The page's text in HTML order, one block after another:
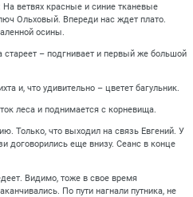
ветвях красные и синие тканевые
Ольховый. Впереди нас ждет плато.
осины.
стареет – подгнивает и первый же большой
и, что удивительно – цветет багульник.
леса и поднимается с корневища.
Только, что выходил на связь Евгений. У
договорились еще внизу. Сеанс в конце
Видимо, тоже в свое время
По пути нагнали путника, не